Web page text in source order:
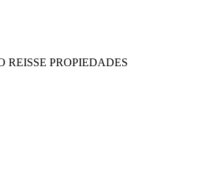
REISSE PROPIEDADES